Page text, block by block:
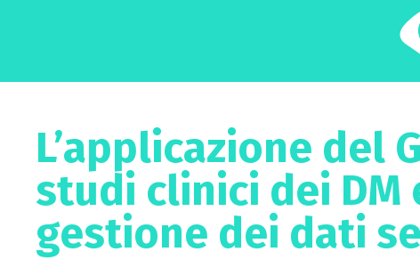
L’applicazione del
studi clinici dei DM
gestione dei dati